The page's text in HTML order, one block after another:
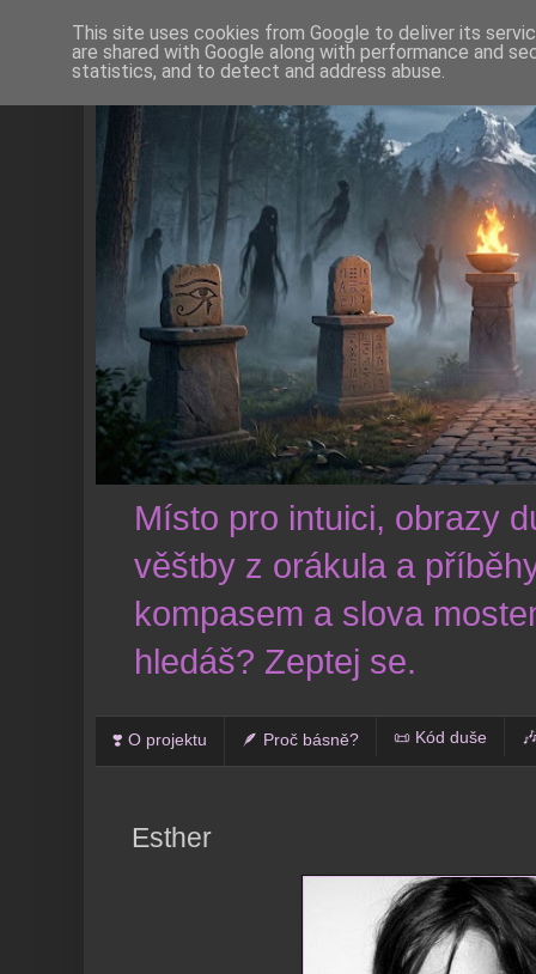
Místo pro intuici, obrazy
věštby z orákula a
kompasem a slova
hledáš? Zeptej se.
❣️ O projektu 🪶 Proč básně? 📜 Kód duše
Esther
This site uses cookies from Google to deliver its
are shared with Google along with performance and
statistics, and to detect and address abuse.